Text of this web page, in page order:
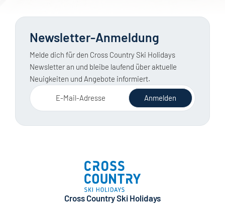
Newsletter-Anmeldung
Melde dich für den Cross Country Ski Holidays
Newsletter an und bleibe laufend über aktuelle
Neuigkeiten und Angebote informiert.
E-Mail-Adresse Anmelden
Cross Country Ski Holidays